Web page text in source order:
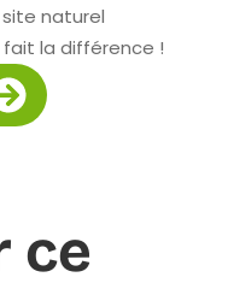
naturel
la différence !
ce